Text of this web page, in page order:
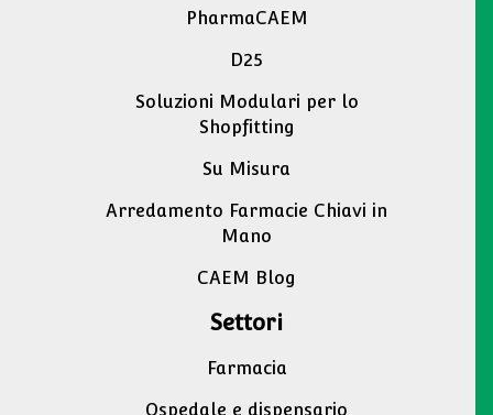
PharmaCAEM
D25
Soluzioni Modulari per lo
Shopfitting
Su Misura
Arredamento Farmacie Chiavi in
Mano
CAEM Blog
Settori
Farmacia
Ospedale e dispensario